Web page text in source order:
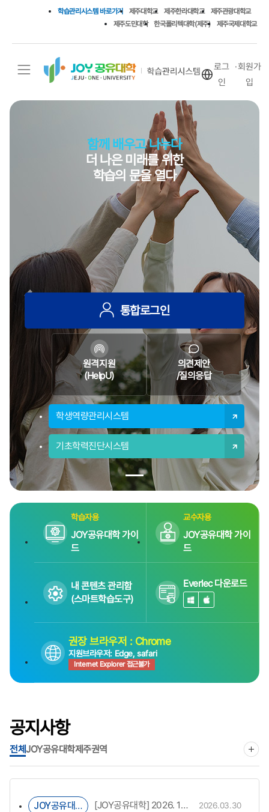
학습관리시스템 바로가기 제주대학교 제주한라대학교
제주관광대학교
제주도민대학
한국폴리텍대학(제주) 제주국제대학교
로그
인
회원가
입
통합로그인
원격지원
(HelpU)
의견제안
/질의응답
학생역량관리시스템
기초학력진단시스템
함께 배우고 나누다
더 나은 미래를 위한
학습의 문을 열다
Next
학습자용
JOY공유대학 가이
드
교수자용
JOY공유대학 가이
드
내 콘텐츠 관리함
(스마트학습도구)
Everlec 다운로드
권장 브라우저 : Chrome
지원브라우저: Edge, safari
Internet Explorer 접근불가
공지사항
전체JOY공유대학제주권역
JOY공유대학 [JOY공유대학] 2026. 1학기 JOY공유대학 교육과정 수강생 만족도 1차 조사 실시 안내 2026.03.30